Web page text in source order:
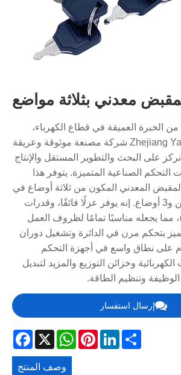
معدني بثلاثة مواضع
من 30 عامًا من الخبرة العميقة في قطاع الكهرباء،
تعتبر Zhejiang Yaming Electric شركة مصنعة موثوقة وعريقة
على البحث والتطوير المستقل والإنتاج
التحكم الصناعية المتميزة. يتوفر هذا
المقبض المعدني المكون من ثلاثة أوضاع في
إصدارات ذات وضعين و3 أوضاع. إنه يوفر عزلًا فائقًا، وقدرات
مما يجعله مناسبًا تمامًا لظروف العمل
بتحكم مرن في الدائرة وتشغيل دوران
على نطاق واسع في أجهزة التحكم
وخزائن التوزيع والمزيد لتبديل
الوظيفة وتنظيم الطاقة.
إرسال استفسار
X
WhatsAppPinterestLinkedInShare
وصف المنتج